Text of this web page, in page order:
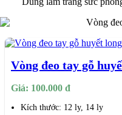
Vòng đeo tay gỗ
Giá: 100.000 đ
Kích thước: 12 ly, 14 ly